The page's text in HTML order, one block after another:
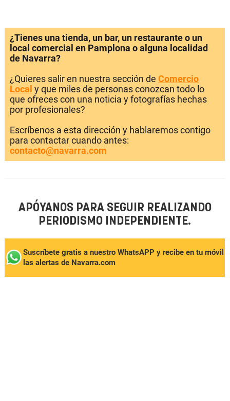
¿Tienes una tienda, un bar, un restaurante o un
local comercial en Pamplona o alguna localidad
de Navarra?
¿Quieres salir en nuestra sección de Comercio
Local y que miles de personas conozcan todo lo
que ofreces con una noticia y fotografías hechas
por profesionales?
Escríbenos a esta dirección y hablaremos contigo
para contactar cuando antes:
contacto@navarra.com
APÓYANOS PARA SEGUIR REALIZANDO
PERIODISMO INDEPENDIENTE.
Suscríbete gratis a nuestro WhatsAPP y recibe en tu móvil
las alertas de Navarra.com